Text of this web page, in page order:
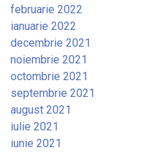
februarie 2022
ianuarie 2022
decembrie 2021
noiembrie 2021
octombrie 2021
septembrie 2021
august 2021
iulie 2021
iunie 2021